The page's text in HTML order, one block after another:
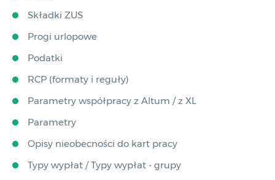
Składki ZUS
Progi urlopowe
Podatki
RCP (formaty i reguły)
Parametry współpracy z Altum / z XL
Parametry
Opisy nieobecności do kart pracy
Typy wypłat / Typy wypłat - grupy